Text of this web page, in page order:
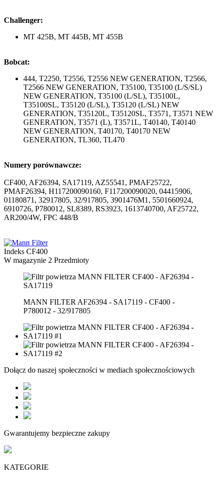
Challenger:
MT 425B, MT 445B, MT 455B
Bobcat:
444, T2250, T2556, T2556 NEW GENERATION, T2566,
T2566 NEW GENERATION, T35100, T35100 (L/S/SL)
NEW GENERATION, T35100 (L/SL), T35100L,
T35100SL, T35120 (L/SL), T35120 (L/SL) NEW
GENERATION, T35120L, T35120SL, T3571, T3571 NEW
GENERATION, T3571 (L), T3571L, T40140, T40140
NEW GENERATION, T40170, T40170 NEW
GENERATION, TL360, TL470
Numery porównawcze:
CF400, AF26394, SA17119, AZ55541, PMAF25722,
PMAF26394, H117200090160, F117200090020, 04415906,
01180871, 32917805, 32/917805, 3901476M1, 5501660924,
6910726, P780012, SL8389, RS3923, 1613740700, AF25722,
AR200/4W, FPC 448/B
Indeks CF400
W magazynie 2 Przedmioty
MANN FILTER AF26394 - SA17119 - CF400 -
P780012 - 32/917805
Dołącz do naszej społeczności w mediach społecznościowych
Gwarantujemy bezpieczne zakupy
KATEGORIE